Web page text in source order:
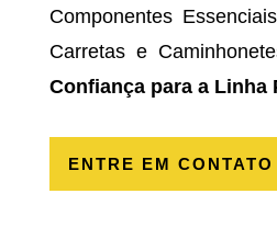
Componentes
Carretas e
Confiança para a Linha
ENTRE EM CONTATO